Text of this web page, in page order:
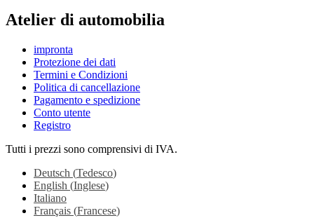
Atelier di automobilia
impronta
Protezione dei dati
Termini e Condizioni
Politica di cancellazione
Pagamento e spedizione
Conto utente
Registro
Tutti i prezzi sono comprensivi di IVA.
Deutsch (Tedesco)
English (Inglese)
Italiano
Français (Francese)